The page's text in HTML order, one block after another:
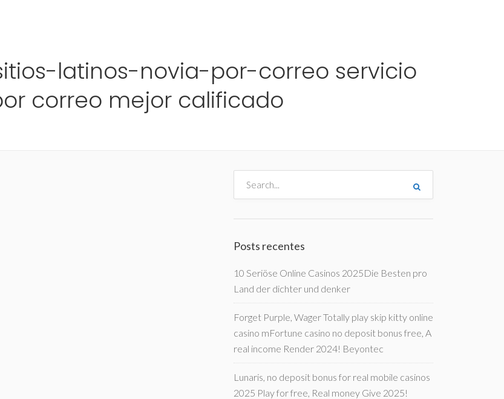
latinos-novia-por-correo servicio
correo mejor calificado
Posts recentes
10 Seriöse Online Casinos 2025Die Besten pro
Land der dichter und denker
Forget Purple, Wager Totally play skip kitty online
casino mFortune casino no deposit bonus free, A
real income Render 2024! Beyontec
Lunaris, no deposit bonus for real mobile casinos
2025 Play for free, Real money Give 2025!